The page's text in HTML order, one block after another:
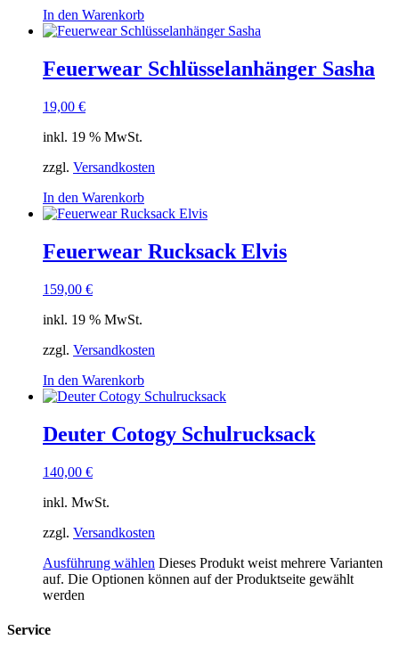
In den Warenkorb
Feuerwear Schlüsselanhänger Sasha
19,00 €
inkl. 19 % MwSt.
zzgl. Versandkosten
In den Warenkorb
Feuerwear Rucksack Elvis
159,00 €
inkl. 19 % MwSt.
zzgl. Versandkosten
In den Warenkorb
Deuter Cotogy Schulrucksack
140,00 €
inkl. MwSt.
zzgl. Versandkosten
Ausführung wählen Dieses Produkt weist mehrere Varianten
auf. Die Optionen können auf der Produktseite gewählt
werden
Service